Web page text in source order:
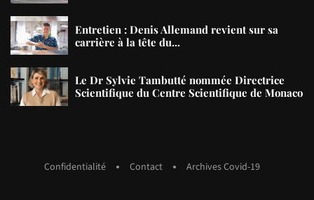
Entretien : Denis Allemand revient sur sa
carrière à la tête du...
Le Dr Sylvie Tambutté nommée Directrice
Scientifique du Centre Scientifique de Monaco
Confidentialité Contact Archives Covid-19